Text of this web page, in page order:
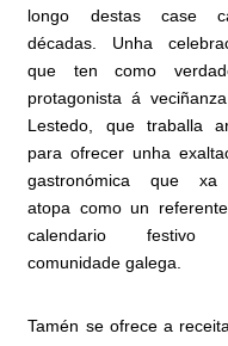
longo destas case
décadas. Unha
que ten como
protagonista á
Lestedo, que traballa
para ofrecer unha
gastronómica que
atopa como un
calendario festivo
comunidade galega.
Tamén se ofrece a